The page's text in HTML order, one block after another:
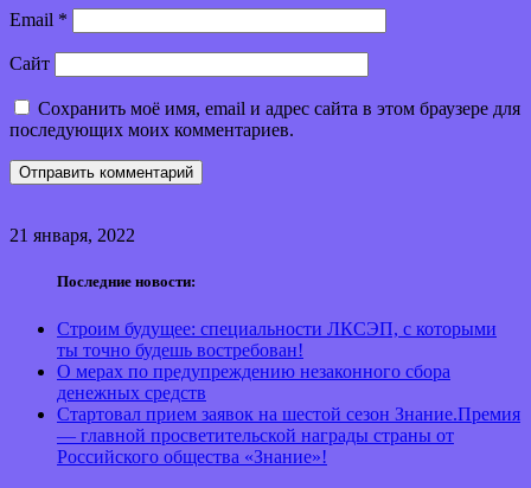
Email *
Сайт
Сохранить моё имя, email и адрес сайта в этом браузере для
последующих моих комментариев.
21 января, 2022
Последние новости:
Строим будущее: специальности ЛКСЭП, с которыми
ты точно будешь востребован!
О мерах по предупреждению незаконного сбора
денежных средств
Стартовал прием заявок на шестой сезон Знание.Премия
— главной просветительской награды страны от
Российского общества «Знание»!